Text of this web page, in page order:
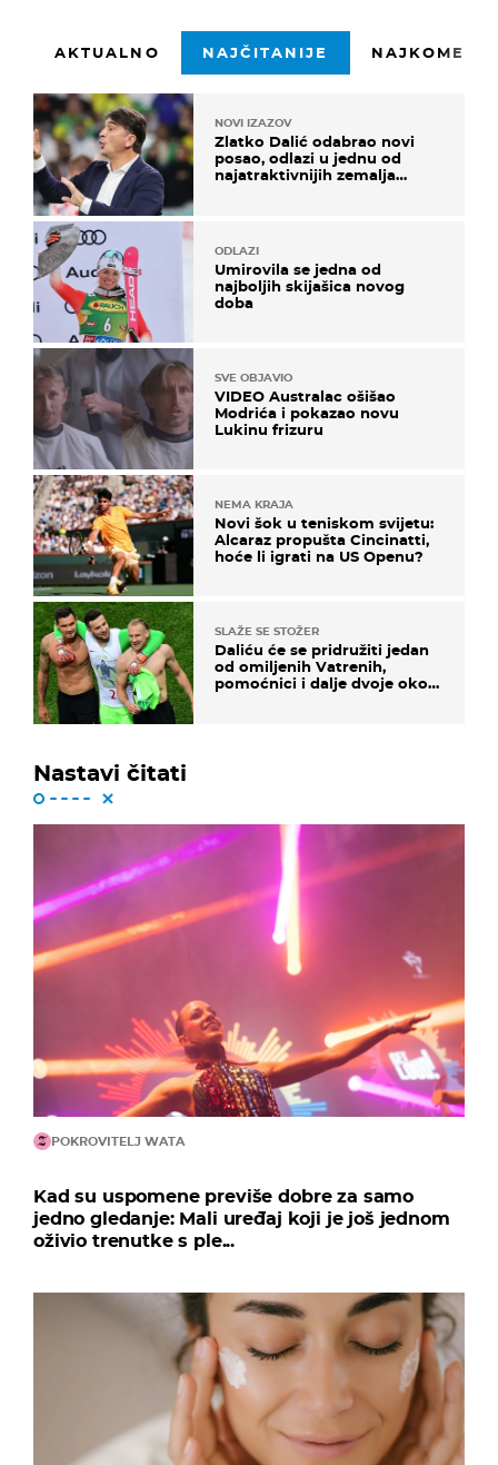
AKTUALNO NAJČITANIJE
NOVI IZAZOV
Zlatko Dalić odabrao novi
posao, odlazi u jednu od
najatraktivnijih zemalja
ODLAZI
Umirovila se jedna od
najboljih skijašica novog
doba
SVE OBJAVIO
VIDEO Australac ošišao
Modrića i pokazao novu
Lukinu frizuru
NEMA KRAJA
Novi šok u teniskom svijetu:
Alcaraz propušta Cincinatti,
hoće li igrati na US Openu?
SLAŽE SE STOŽER
Daliću će se pridružiti jedan
od omiljenih Vatrenih,
pomoćnici i dalje dvoje oko
Nastavi čitati
POKROVITELJ WATA
Kad su uspomene previše dobre za samo
jedno gledanje: Mali uređaj koji je još jednom
oživio trenutke s ple...